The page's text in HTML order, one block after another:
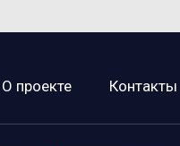
О проекте Контакты